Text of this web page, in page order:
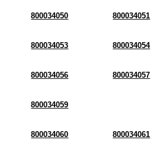
800034050 800034051
800034053 800034054
800034056 800034057
800034059
800034060 800034061